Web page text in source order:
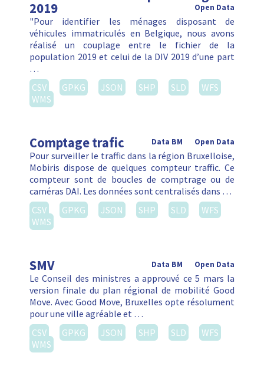
2019 Open Data
"Pour identifier les ménages disposant de
véhicules immatriculés en Belgique, nous avons
réalisé un couplage entre le fichier de la
population 2019 et celui de la DIV 2019 d’une part
…
CSV
GPKG JSON SHP SLD
WFS
WMS
Comptage trafic Open Data
Data BM
Pour surveiller le traffic dans la région Bruxelloise,
Mobiris dispose de quelques compteur traffic. Ce
compteur sont de boucles de comptrage ou de
caméras DAI. Les données sont centralisés dans …
CSV
GPKG JSON SHP SLD
WFS
WMS
SMV Open Data
Data BM
Le Conseil des ministres a approuvé ce 5 mars la
version finale du plan régional de mobilité Good
Move. Avec Good Move, Bruxelles opte résolument
pour une ville agréable et …
CSV
GPKG JSON SHP SLD
WFS
WMS